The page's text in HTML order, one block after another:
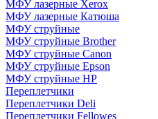
МФУ лазерные Xerox
МФУ лазерные Катюша
МФУ струйные
МФУ струйные Brother
МФУ струйные Canon
МФУ струйные Epson
МФУ струйные HP
Переплетчики
Переплетчики Deli
Переплетчики Fellowes